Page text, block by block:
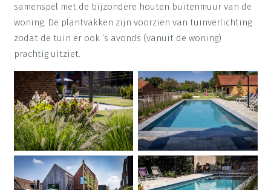
samenspel met de bijzondere houten buitenmuur van de
woning. De plantvakken zijn voorzien van tuinverlichting
zodat de tuin er ook ’s avonds (vanuit de woning)
prachtig uitziet.